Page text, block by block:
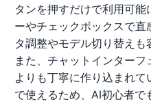
タンを押すだけで利用可
ーやチェックボックスで
タ調整やモデル切り替えも
また、チャットインター
よりも丁寧に作り込まれ
で使えるため、AI初心者で